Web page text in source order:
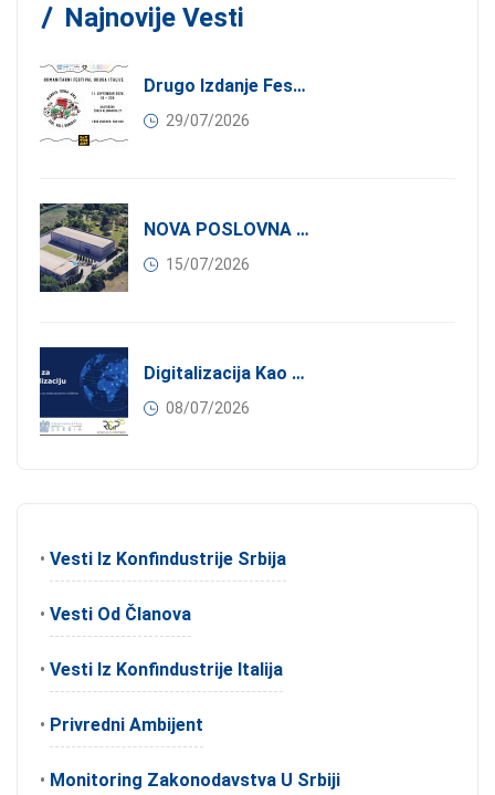
Najnovije Vesti
Drugo Izdanje Festivala JEDI.VOLI.DONIRAJ: Spoj Gastronomije I Solidarnosti
29/07/2026
NOVA POSLOVNA PRILIKA ZA ČLANOVE KONFINDUSTRIJE SRBIJA: Izdavanje Moderne Industrijske Hale U Pančevu – 1.200 M² U Industrijskoj Zoni
15/07/2026
Digitalizacija Kao Pokretač Internacionalizacije
08/07/2026
• Vesti Iz Konfindustrije Srbija
• Vesti Od Članova
• Vesti Iz Konfindustrije Italija
• Privredni Ambijent
• Monitoring Zakonodavstva U Srbiji